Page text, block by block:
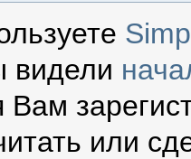
видели
Вам
или